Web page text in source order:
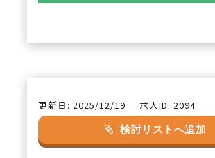
POINT 2
【親会社100％出資】親会社
『株式会社メディカルシス
更新日: 2025/12/19 求人ID: 2094
検討リストへ追加